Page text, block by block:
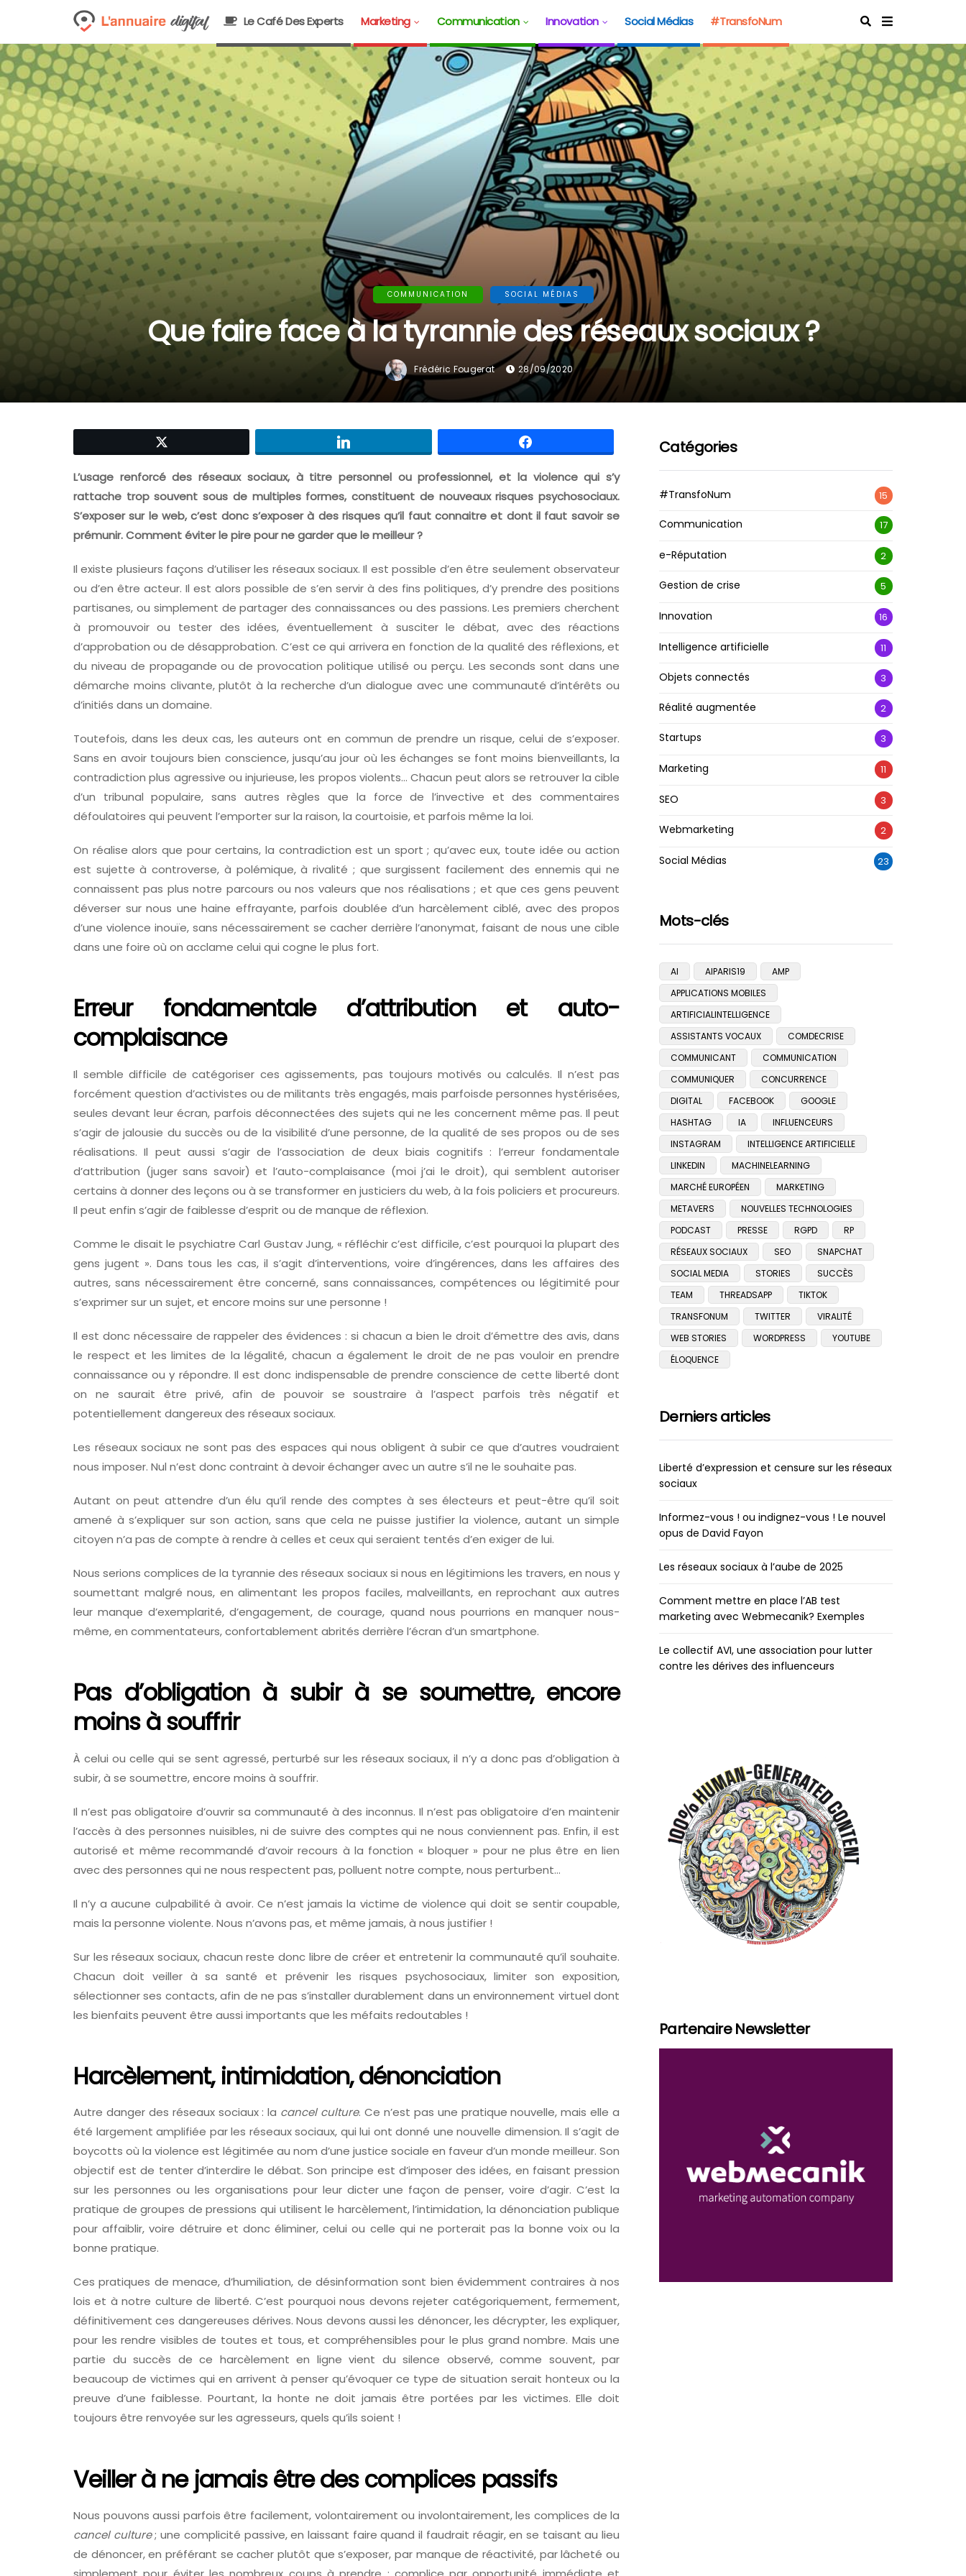
Le Café Des Experts Marketing Communication Innovation Social Médias #TransfoNum
COMMUNICATION SOCIAL MÉDIAS
Que faire face à la tyrannie des réseaux sociaux ?
Frédéric Fougerat 28/09/2020
L’usage renforcé des réseaux sociaux, à titre personnel ou professionnel, et la violence qui s’y
rattache trop souvent sous de multiples formes, constituent de nouveaux risques psychosociaux.
S’exposer sur le web, c’est donc s’exposer à des risques qu’il faut connaitre et dont il faut savoir se
prémunir. Comment éviter le pire pour ne garder que le meilleur ?
Il existe plusieurs façons d’utiliser les réseaux sociaux. Il est possible d’en être seulement observateur
ou d’en être acteur. Il est alors possible de s’en servir à des fins politiques, d’y prendre des positions
partisanes, ou simplement de partager des connaissances ou des passions. Les premiers cherchent
à promouvoir ou tester des idées, éventuellement à susciter le débat, avec des réactions
d’approbation ou de désapprobation. C’est ce qui arrivera en fonction de la qualité des réflexions, et
du niveau de propagande ou de provocation politique utilisé ou perçu. Les seconds sont dans une
démarche moins clivante, plutôt à la recherche d’un dialogue avec une communauté d’intérêts ou
d’initiés dans un domaine.
Toutefois, dans les deux cas, les auteurs ont en commun de prendre un risque, celui de s’exposer.
Sans en avoir toujours bien conscience, jusqu’au jour où les échanges se font moins bienveillants, la
contradiction plus agressive ou injurieuse, les propos violents… Chacun peut alors se retrouver la cible
d’un tribunal populaire, sans autres règles que la force de l’invective et des commentaires
défoulatoires qui peuvent l’emporter sur la raison, la courtoisie, et parfois même la loi.
On réalise alors que pour certains, la contradiction est un sport ; qu’avec eux, toute idée ou action
est sujette à controverse, à polémique, à rivalité ; que surgissent facilement des ennemis qui ne
connaissent pas plus notre parcours ou nos valeurs que nos réalisations ; et que ces gens peuvent
déverser sur nous une haine effrayante, parfois doublée d’un harcèlement ciblé, avec des propos
d’une violence inouïe, sans nécessairement se cacher derrière l’anonymat, faisant de nous une cible
dans une foire où on acclame celui qui cogne le plus fort.
Erreur fondamentale d’attribution et auto-
complaisance
Il semble difficile de catégoriser ces agissements, pas toujours motivés ou calculés. Il n’est pas
forcément question d’activistes ou de militants très engagés, mais parfoisde personnes hystérisées,
seules devant leur écran, parfois déconnectées des sujets qui ne les concernent même pas. Il peut
s’agir de jalousie du succès ou de la visibilité d’une personne, de la qualité de ses propos ou de ses
réalisations. Il peut aussi s’agir de l’association de deux biais cognitifs : l’erreur fondamentale
d’attribution (juger sans savoir) et l’auto-complaisance (moi j’ai le droit), qui semblent autoriser
certains à donner des leçons ou à se transformer en justiciers du web, à la fois policiers et procureurs.
Il peut enfin s’agir de faiblesse d’esprit ou de manque de réflexion.
Comme le disait le psychiatre Carl Gustav Jung, « réfléchir c’est difficile, c’est pourquoi la plupart des
gens jugent ». Dans tous les cas, il s’agit d’interventions, voire d’ingérences, dans les affaires des
autres, sans nécessairement être concerné, sans connaissances, compétences ou légitimité pour
s’exprimer sur un sujet, et encore moins sur une personne !
Il est donc nécessaire de rappeler des évidences : si chacun a bien le droit d’émettre des avis, dans
le respect et les limites de la légalité, chacun a également le droit de ne pas vouloir en prendre
connaissance ou y répondre. Il est donc indispensable de prendre conscience de cette liberté dont
on ne saurait être privé, afin de pouvoir se soustraire à l’aspect parfois très négatif et
potentiellement dangereux des réseaux sociaux.
Les réseaux sociaux ne sont pas des espaces qui nous obligent à subir ce que d’autres voudraient
nous imposer. Nul n’est donc contraint à devoir échanger avec un autre s’il ne le souhaite pas.
Autant on peut attendre d’un élu qu’il rende des comptes à ses électeurs et peut-être qu’il soit
amené à s’expliquer sur son action, sans que cela ne puisse justifier la violence, autant un simple
citoyen n’a pas de compte à rendre à celles et ceux qui seraient tentés d’en exiger de lui.
Nous serions complices de la tyrannie des réseaux sociaux si nous en légitimions les travers, en nous y
soumettant malgré nous, en alimentant les propos faciles, malveillants, en reprochant aux autres
leur manque d’exemplarité, d’engagement, de courage, quand nous pourrions en manquer nous-
même, en commentateurs, confortablement abrités derrière l’écran d’un smartphone.
Pas d’obligation à subir à se soumettre, encore
moins à souffrir
À celui ou celle qui se sent agressé, perturbé sur les réseaux sociaux, il n’y a donc pas d’obligation à
subir, à se soumettre, encore moins à souffrir.
Il n’est pas obligatoire d’ouvrir sa communauté à des inconnus. Il n’est pas obligatoire d’en maintenir
l’accès à des personnes nuisibles, ni de suivre des comptes qui ne nous conviennent pas. Enfin, il est
autorisé et même recommandé d’avoir recours à la fonction « bloquer » pour ne plus être en lien
avec des personnes qui ne nous respectent pas, polluent notre compte, nous perturbent…
Il n’y a aucune culpabilité à avoir. Ce n’est jamais la victime de violence qui doit se sentir coupable,
mais la personne violente. Nous n’avons pas, et même jamais, à nous justifier !
Sur les réseaux sociaux, chacun reste donc libre de créer et entretenir la communauté qu’il souhaite.
Chacun doit veiller à sa santé et prévenir les risques psychosociaux, limiter son exposition,
sélectionner ses contacts, afin de ne pas s’installer durablement dans un environnement virtuel dont
les bienfaits peuvent être aussi importants que les méfaits redoutables !
Harcèlement, intimidation, dénonciation
Autre danger des réseaux sociaux : la cancel culture. Ce n’est pas une pratique nouvelle, mais elle a
été largement amplifiée par les réseaux sociaux, qui lui ont donné une nouvelle dimension. Il s’agit de
boycotts où la violence est légitimée au nom d’une justice sociale en faveur d’un monde meilleur. Son
objectif est de tenter d’interdire le débat. Son principe est d’imposer des idées, en faisant pression
sur les personnes ou les organisations pour leur dicter une façon de penser, voire d’agir. C’est la
pratique de groupes de pressions qui utilisent le harcèlement, l’intimidation, la dénonciation publique
pour affaiblir, voire détruire et donc éliminer, celui ou celle qui ne porterait pas la bonne voix ou la
bonne pratique.
Ces pratiques de menace, d’humiliation, de désinformation sont bien évidemment contraires à nos
lois et à notre culture de liberté. C’est pourquoi nous devons rejeter catégoriquement, fermement,
définitivement ces dangereuses dérives. Nous devons aussi les dénoncer, les décrypter, les expliquer,
pour les rendre visibles de toutes et tous, et compréhensibles pour le plus grand nombre. Mais une
partie du succès de ce harcèlement en ligne vient du silence observé, comme souvent, par
beaucoup de victimes qui en arrivent à penser qu’évoquer ce type de situation serait honteux ou la
preuve d’une faiblesse. Pourtant, la honte ne doit jamais être portées par les victimes. Elle doit
toujours être renvoyée sur les agresseurs, quels qu’ils soient !
Veiller à ne jamais être des complices passifs
Nous pouvons aussi parfois être facilement, volontairement ou involontairement, les complices de la
cancel culture; une complicité passive, en laissant faire quand il faudrait réagir, en se taisant au lieu
de dénoncer, en préférant se cacher plutôt que s’exposer, par manque de réactivité, par lâcheté ou
Catégories
#TransfoNum 15
Communication 17
e-Réputation 2
Gestion de crise 5
Innovation 16
Intelligence artificielle 11
Objets connectés 3
Réalité augmentée 2
Startups 3
Marketing 11
SEO 3
Webmarketing 2
Social Médias 23
Mots-clés
AI AIPARIS19
AMP
APPLICATIONS MOBILES
ARTIFICIALINTELLIGENCE
ASSISTANTS VOCAUX
COMDECRISE
COMMUNICANT
COMMUNICATION
COMMUNIQUER
CONCURRENCE
DIGITAL
FACEBOOK
GOOGLE
HASHTAG
IA
INFLUENCEURS
INSTAGRAM
INTELLIGENCE ARTIFICIELLE
LINKEDIN
MACHINELEARNING
MARCHÉ EUROPÉEN
MARKETING
METAVERS
NOUVELLES TECHNOLOGIES
PODCAST
PRESSE RGPD
RP
RÉSEAUX SOCIAUX
SEO
SNAPCHAT
SOCIAL MEDIA
STORIES
SUCCÈS
TEAM
THREADSAPP
TIKTOK
TRANSFONUM
TWITTER
VIRALITÉ
WEB STORIES
WORDPRESS
YOUTUBE
ÉLOQUENCE
Derniers articles
Liberté d’expression et censure sur les réseaux
sociaux
Informez-vous ! ou indignez-vous ! Le nouvel
opus de David Fayon
Les réseaux sociaux à l’aube de 2025
Comment mettre en place l’AB test
marketing avec Webmecanik? Exemples
Le collectif AVI, une association pour lutter
contre les dérives des influenceurs
Partenaire Newsletter